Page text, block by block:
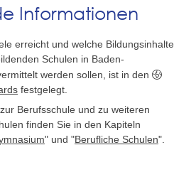
Informationen
erreicht und welche Bildungsinhalte
Schulen in Baden-
werden sollen, ist in den
festgelegt.
Berufsschule und zu weiteren
finden Sie in den Kapiteln
" und "Berufliche Schulen".